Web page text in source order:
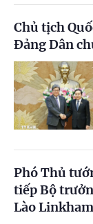
Chủ tịch
Đảng Dân
Phó Thủ
tiếp Bộ
Lào